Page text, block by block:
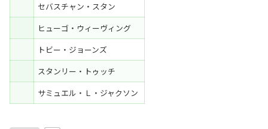
セバスチャン・スタン
ヒューゴ・ウィーヴィング
トビー・ジョーンズ
スタンリー・トゥッチ
サミュエル・Ｌ・ジャクソン